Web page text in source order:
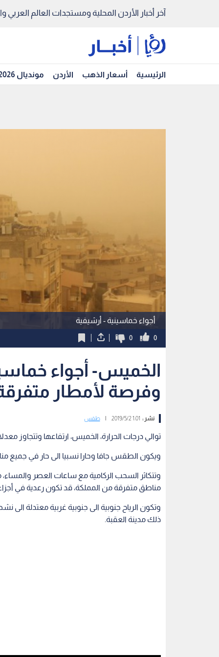
آخر أخبار الأردن المحلية ومستجدات العالم العربي
الرئيسية أسعار الذهب الأردن مونديال 2026
أجواء خماسينية - أرشيفية
0
0
الخميس- أجواء
وفرصة لأمطار
نشر : 1:01 2019/5/2 طقس
توالي درجات الحرارة، الخميس، ارتفاعها وتتجاوز معدلاتها
ويكون الطقس جافا وحارا نسبيا الى حار في جميع
وتتكاثر السحب الركامية مع ساعات العصر
مناطق متفرقة من المملكة، قد تكون رعدية في أجزاء
وتكون الرياح جنوبية الى جنوبية غربية معتدلة
ذلك مدينة العقبة.